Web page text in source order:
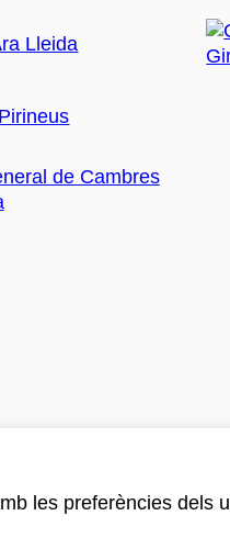
les preferències dels